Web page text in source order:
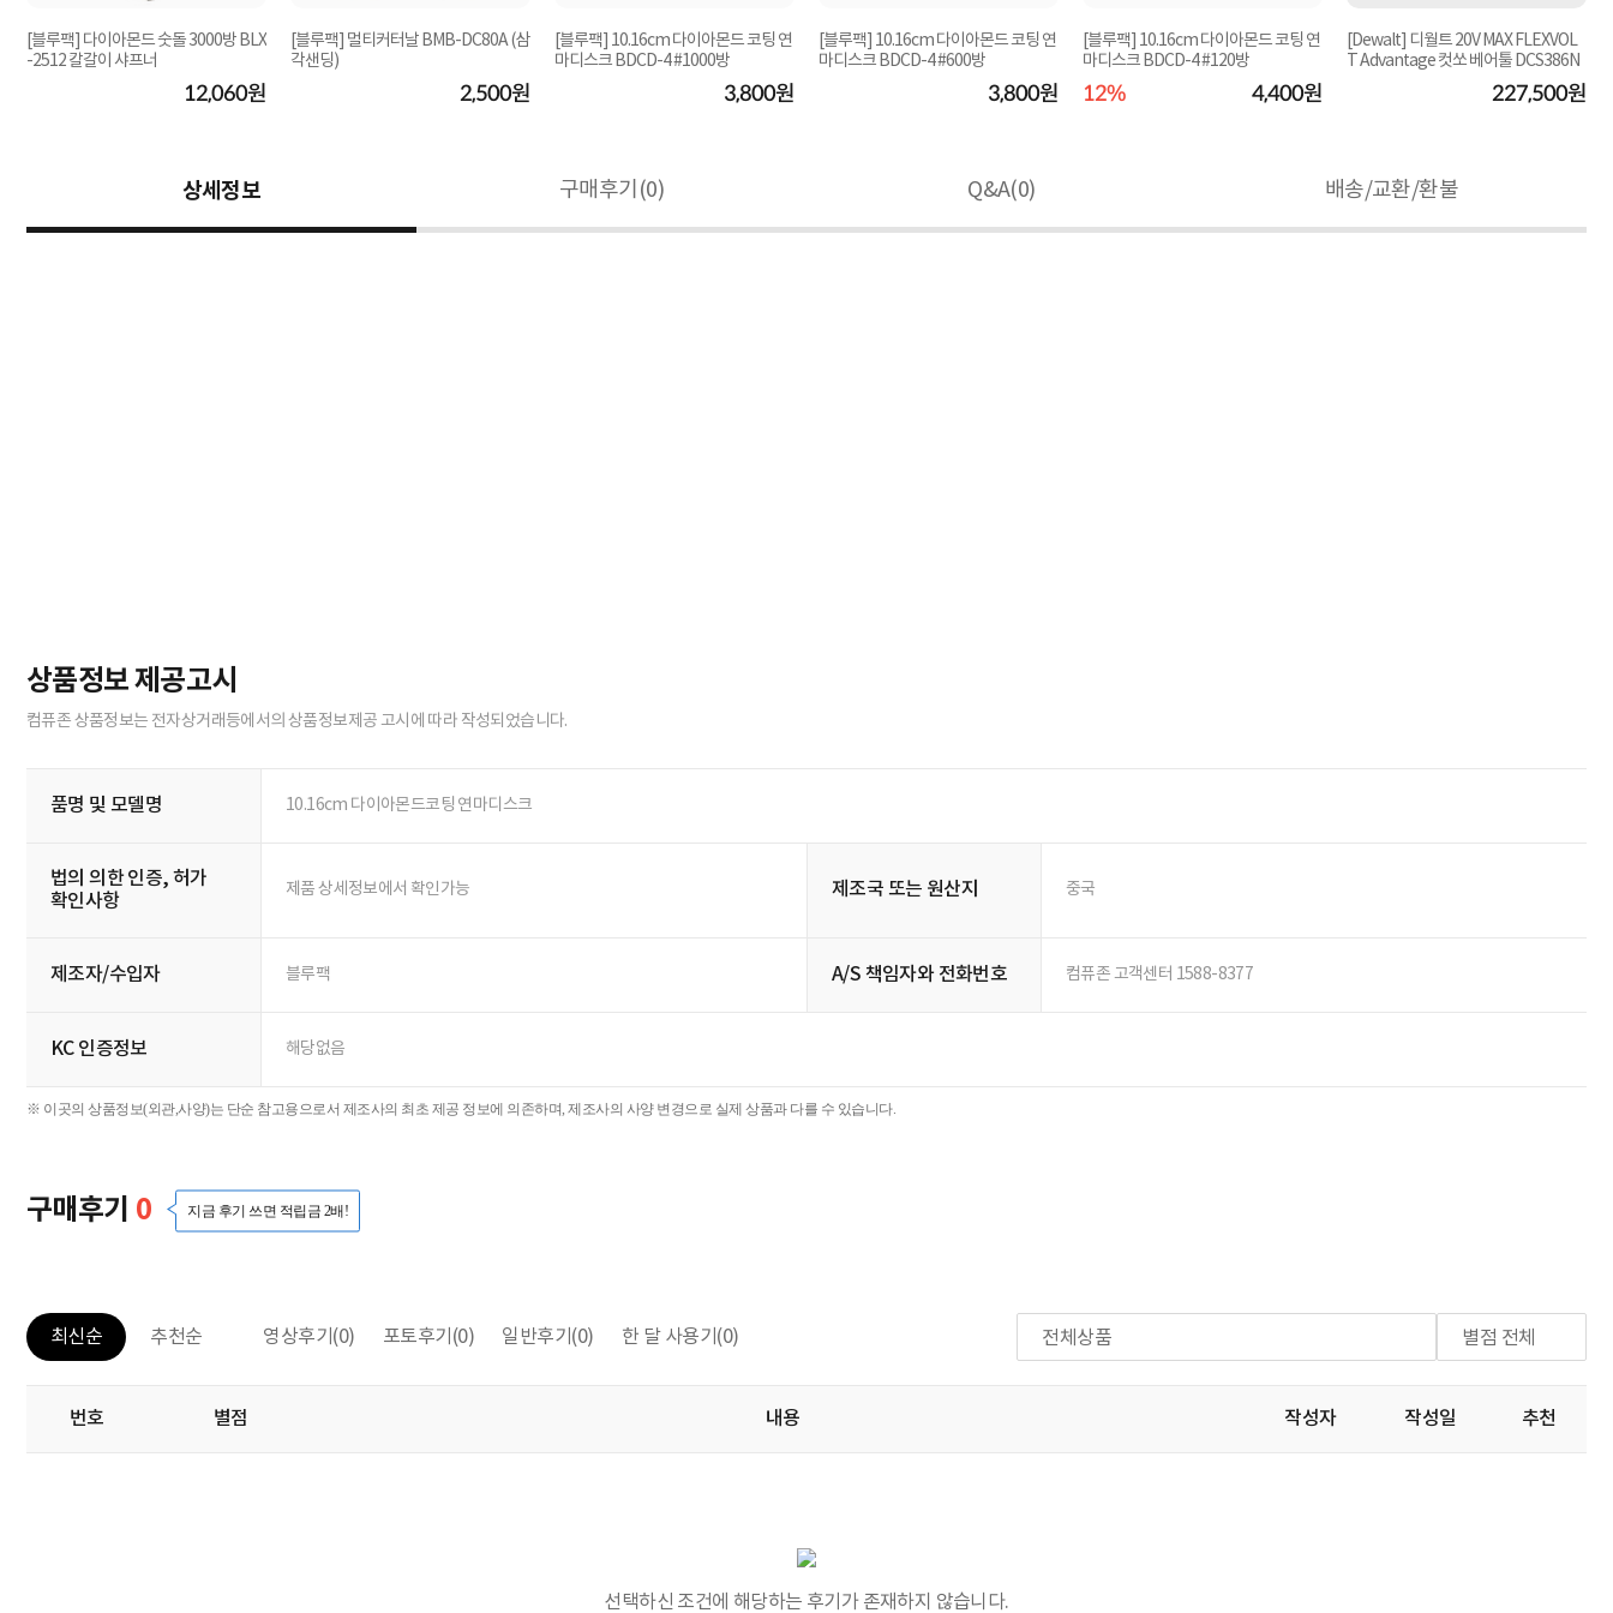
[블루팩] 다이아몬드 숫돌 3000방 BLX
-2512 칼갈이 샤프너
12,060원
[블루팩] 멀티커터날 BMB-DC80A (삼
각샌딩)
2,500원
[블루팩] 10.16cm 다이아몬드 코팅 연
마디스크 BDCD-4 #1000방
3,800원
[블루팩] 10.16cm 다이아몬드 코팅 연
마디스크 BDCD-4 #600방
3,800원
[블루팩] 10.16cm 다이아몬드 코팅 연
마디스크 BDCD-4 #120방
12% 4,400원
[Dewalt] 디월트 20V MAX FLEXVOL
T Advantage 컷쏘 베어툴 DCS386N
227,500원
상세정보 구매후기(0) Q&A(0) 배송/교환/환불
상품정보 제공고시
컴퓨존 상품정보는 전자상거래등에서의 상품정보제공 고시에 따라 작성되었습니다.
품명 및 모델명 10.16cm 다이아몬드코팅 연마디스크
법의 의한 인증, 허가
확인사항
제품 상세정보에서 확인가능 제조국 또는 원산지 중국
제조자/수입자 블루팩 A/S 책임자와 전화번호 컴퓨존 고객센터 1588-8377
KC 인증정보 해당없음
※ 이곳의 상품정보(외관,사양)는 단순 참고용으로서 제조사의 최초 제공 정보에 의존하며, 제조사의 사양 변경으로 실제 상품과 다를 수 있습니다.
구매후기 0 지금 후기 쓰면 적립금 2배!
최신순 추천순 영상후기 (0) 포토후기 (0) 일반후기 (0) 한 달 사용기 (0) 전체상품 별점 전체
번호 별점 내용 작성자 작성일 추천
선택하신 조건에 해당하는 후기가 존재하지 않습니다.